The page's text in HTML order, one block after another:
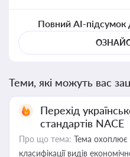
Повний AI-підсумок
Теми, які можуть вас
Перехід
стандартів NACE
Про що тема: Тема охоплює
класифікації видів